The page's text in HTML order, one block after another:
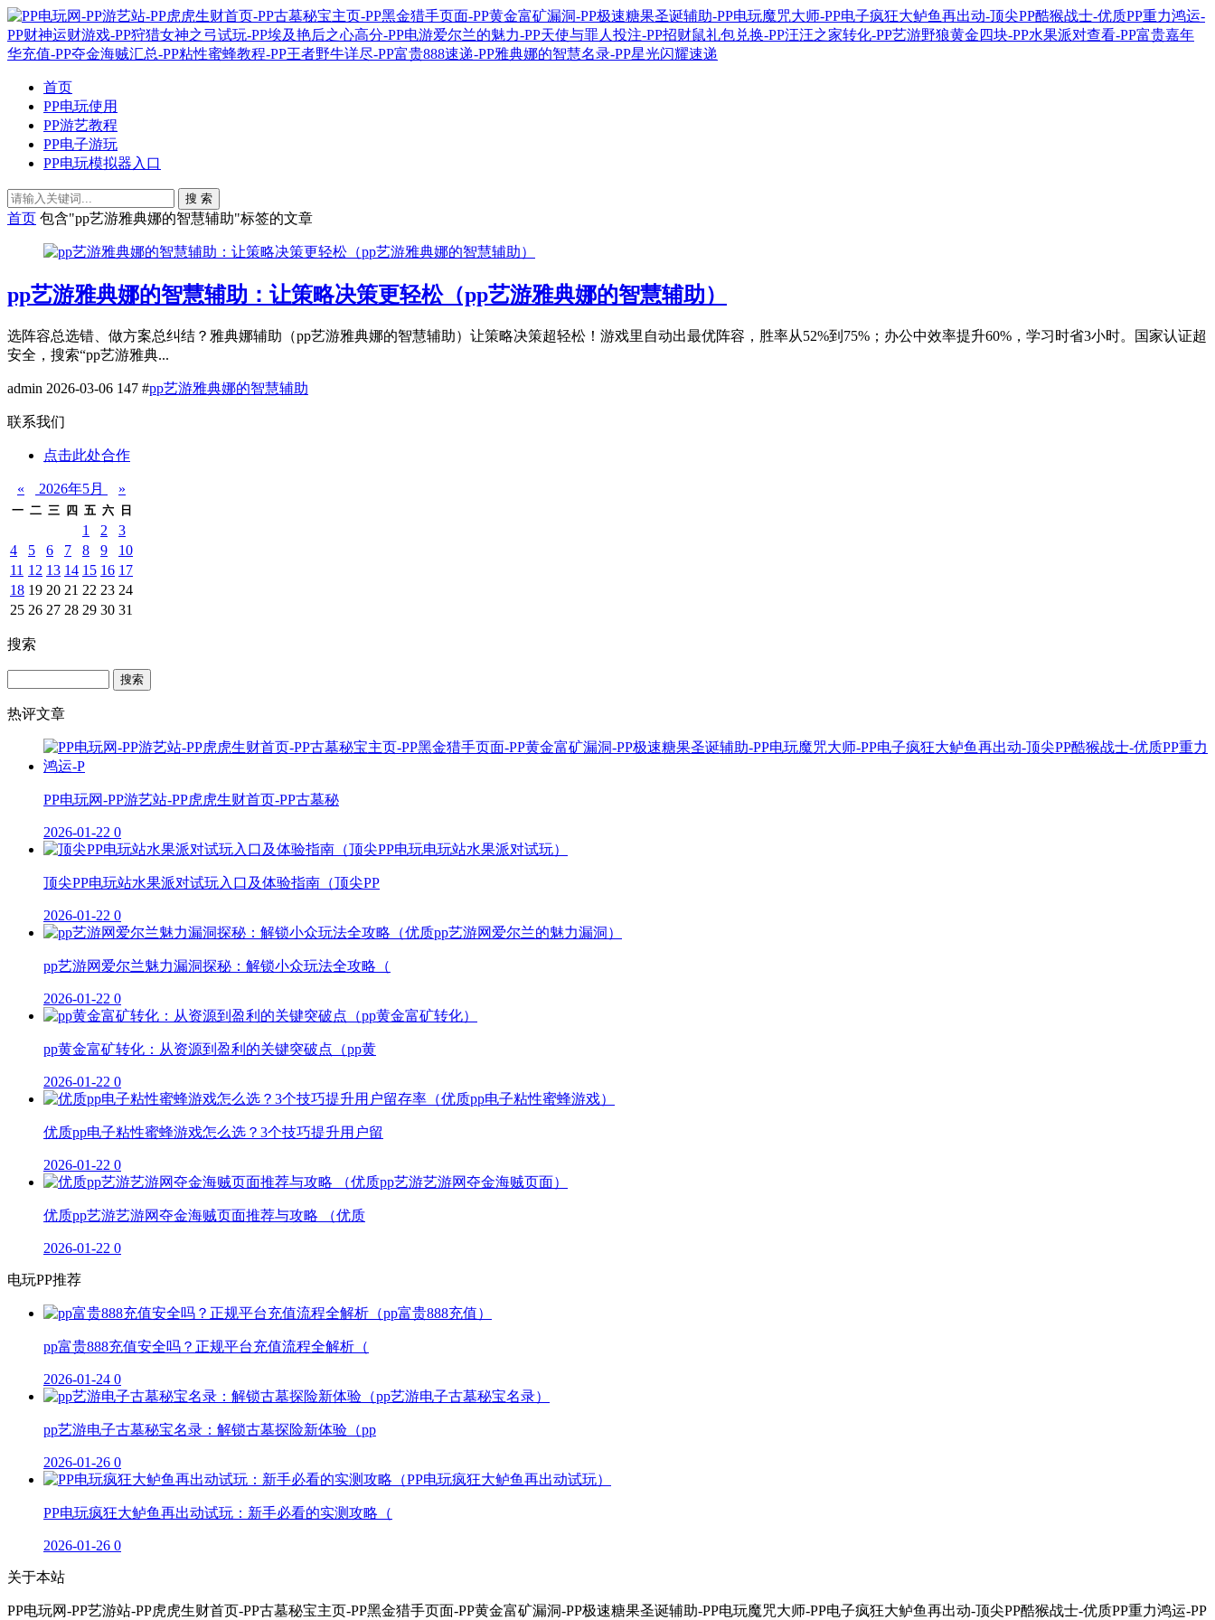
首页
PP电玩使用
PP游艺教程
PP电子游玩
PP电玩模拟器入口
搜 索
首页 包含"pp艺游雅典娜的智慧辅助"标签的文章
pp艺游雅典娜的智慧辅助：让策略决策更轻松（pp艺游雅典娜的智慧辅助）
选阵容总选错、做方案总纠结？雅典娜辅助（pp艺游雅典娜的智慧辅助）让策略决策超轻松！游戏里自动出最优阵容，胜率从52%到75%；办公中效率提升60%，学习时省3小时。国家认证超
安全，搜索“pp艺游雅典...
admin 2026-03-06 147 #pp艺游雅典娜的智慧辅助
联系我们
点击此处合作
« 2026年5月 »
一 二 三 四 五 六 日
1 2
3
4
5 6 7 8 9
10
11 12 13 14 15 16 17
18 19 20 21 22 23 24
25 26 27 28 29 30 31
搜索
热评文章
PP电玩网-PP游艺站-PP虎虎生财首页-PP古墓秘
2026-01-22 0
顶尖PP电玩站水果派对试玩入口及体验指南（顶尖PP
2026-01-22 0
pp艺游网爱尔兰魅力漏洞探秘：解锁小众玩法全攻略（
2026-01-22 0
pp黄金富矿转化：从资源到盈利的关键突破点（pp黄
2026-01-22 0
优质pp电子粘性蜜蜂游戏怎么选？3个技巧提升用户留
2026-01-22 0
优质pp艺游艺游网夺金海贼页面推荐与攻略 （优质
2026-01-22 0
电玩PP推荐
pp富贵888充值安全吗？正规平台充值流程全解析（
2026-01-24 0
pp艺游电子古墓秘宝名录：解锁古墓探险新体验（pp
2026-01-26 0
PP电玩疯狂大鲈鱼再出动试玩：新手必看的实测攻略（
2026-01-26 0
关于本站
PP电玩网-PP艺游站-PP虎虎生财首页-PP古墓秘宝主页-PP黑金猎手页面-PP黄金富矿漏洞-PP极速糖果圣诞辅助-PP电玩魔咒大师-PP电子疯狂大鲈鱼再出动-顶尖PP酷猴战士-优质PP重力鸿运-PP